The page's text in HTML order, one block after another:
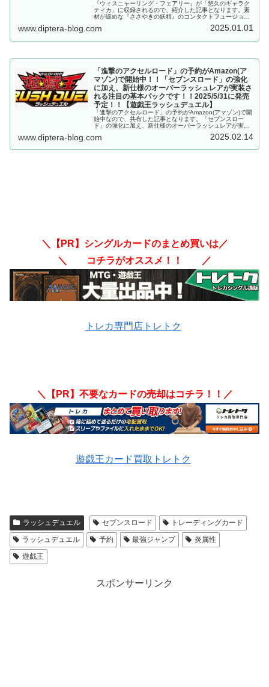
『ウィスニャーリング・フェアリー』が「悠久のギャラク
ティカ」に収録されるので、紹介した記事となります。素
材が緩めな『ささやきの妖精』のコンタクトフュージョン
まさかの蘇生まで可能！？【遊戯王ラッシュデュエル】
www.diptera-blog.com 2025.01.01
「進撃のアクセルロード」の予約がAmazon(ア
マゾン)で開始中！！「セブンスロード」の強化
に加え、新仕様のオーバーラッシュレアが実装さ
れる注目の基本パックです！！2025/5/31に発売
予定！！【遊戯王ラッシュデュエル】
「進撃のアクセルロード」の予約がAmazon(アマゾン)で開
始中なので、共有した記事となります。「セブンスロー
ド」の強化に加え、新仕様のオーバーラッシュレアが実装
定！！【遊戯王ラッシュデュエル】
www.diptera-blog.com 2025.02.14
＼【PR】シングルカードのまとめ買いは／
＼ コチラがオススメ！！ ／
トレカ専門店トレトク
＼【PR】不要なカードの売却はコチラ！！／
遊戯王カード買取トレトク
ラッシュデュエル セブンスロード
トレーディングカード
ラッシュデュエル
予約 最強ジャンプ
炎属性
遊戯王
スポンサーリンク